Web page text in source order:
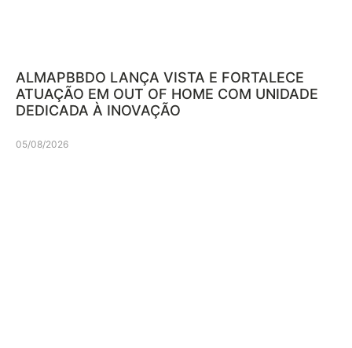
ALMAPBBDO LANÇA VISTA E FORTALECE
ATUAÇÃO EM OUT OF HOME COM UNIDADE
DEDICADA À INOVAÇÃO
05/08/2026